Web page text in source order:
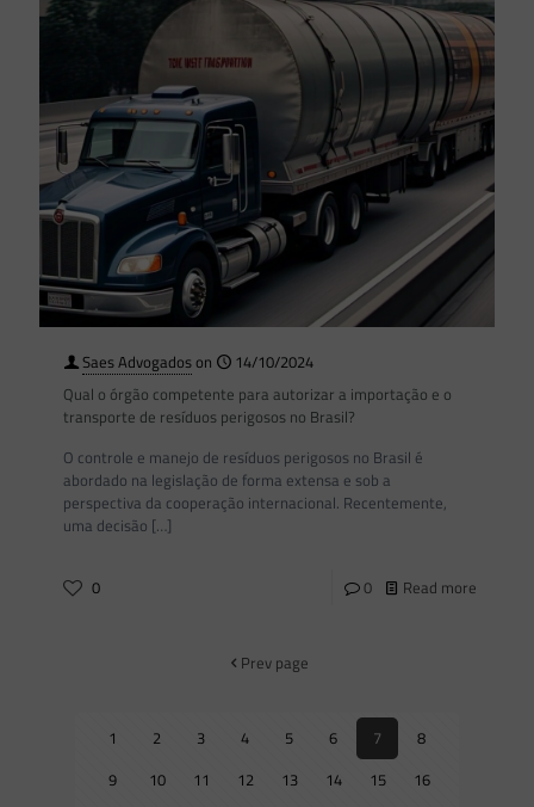
Saes Advogadoson
14/10/2024
Qual o órgão competente para autorizar a importação e o
transporte de resíduos perigosos no Brasil?
O controle e manejo de resíduos perigosos no Brasil é
abordado na legislação de forma extensa e sob a
perspectiva da cooperação internacional. Recentemente,
uma decisão […]
0 0 Read more
Prev page
1 2 3 4 5 6 7
8
9
10 11 12 13 14 15
16